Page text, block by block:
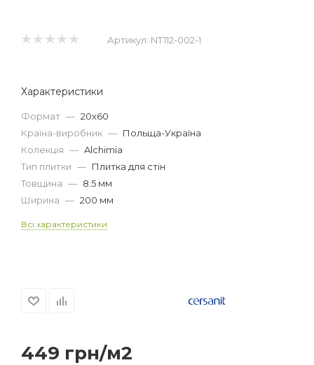
Артикул: NT112-002-1
Характеристики
Формат — 20x60
Країна-виробник — Польща-Україна
Колекція — Alchimia
Тип плитки — Плитка для стін
Товщина — 8.5 мм
Ширина — 200 мм
Всі характеристики
449 грн/м2